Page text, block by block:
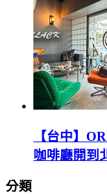
【台中】
咖啡廳開到
分類